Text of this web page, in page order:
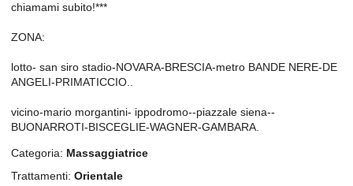
chiamami subito!***
ZONA:
lotto- san siro stadio-NOVARA-BRESCIA-metro BANDE NERE-DE
ANGELI-PRIMATICCIO..
vicino-mario morgantini- ippodromo--piazzale siena--
BUONARROTI-BISCEGLIE-WAGNER-GAMBARA.
Categoria: Massaggiatrice
Trattamenti: Orientale